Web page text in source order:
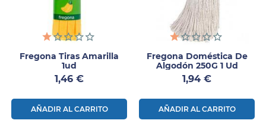
Fregona Tiras Amarilla
1ud
Precio
1,46 €
AÑADIR AL CARRITO
Fregona Doméstica De
Algodón 250G 1 Ud
Precio
1,94 €
AÑADIR AL CARRITO